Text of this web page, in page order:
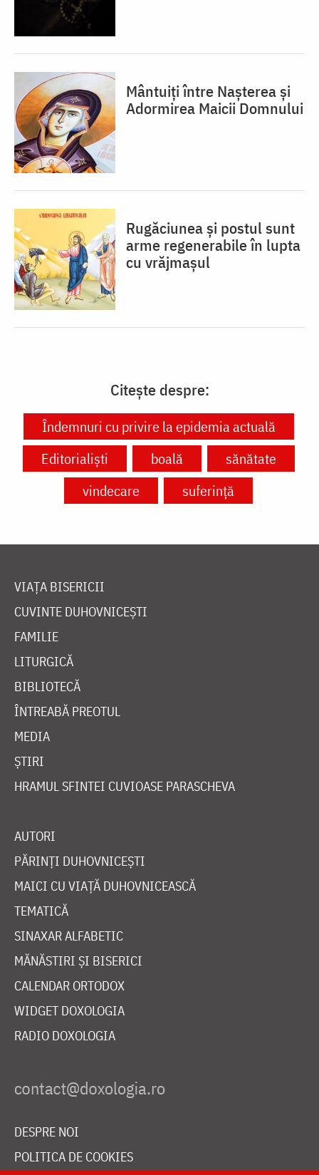
Mântuiți între Nașterea și
Adormirea Maicii Domnului
Rugăciunea și postul sunt
arme regenerabile în lupta
cu vrăjmașul
Citește despre:
Îndemnuri cu privire la epidemia actuală
Editorialiști
boală
sănătate
vindecare
suferință
VIAȚA BISERICII
CUVINTE DUHOVNICEȘTI
FAMILIE
LITURGICĂ
BIBLIOTECĂ
ÎNTREABĂ PREOTUL
MEDIA
ȘTIRI
HRAMUL SFINTEI CUVIOASE PARASCHEVA
AUTORI
PĂRINȚI DUHOVNICEȘTI
MAICI CU VIAȚĂ DUHOVNICEASCĂ
TEMATICĂ
SINAXAR ALFABETIC
MĂNĂSTIRI ȘI BISERICI
CALENDAR ORTODOX
WIDGET DOXOLOGIA
RADIO DOXOLOGIA
DESPRE NOI
POLITICA DE COOKIES